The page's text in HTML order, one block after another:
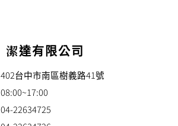
潔達有限公司
402台中市南區樹義路41號
08:00~17:00
04-22634725